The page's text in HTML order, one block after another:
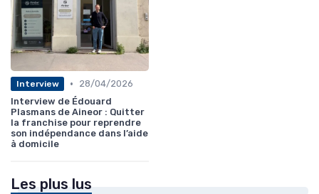
Interview •
28/04/2026
Interview de Édouard
Plasmans de Aineor : Quitter
la franchise pour reprendre
son indépendance dans l’aide
à domicile
Les plus lus